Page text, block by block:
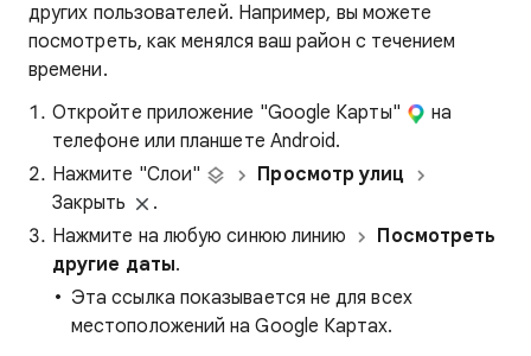
других пользователей. Например, вы можете
посмотреть, как менялся ваш район с течением
времени.
Откройте приложение "Google Карты"
на
телефоне или планшете Android.
Нажмите "Слои"
Просмотр улиц
Закрыть
.
Нажмите на любую синюю линию
Посмотреть
другие даты.
Эта ссылка показывается не для всех
местоположений на Google Картах.